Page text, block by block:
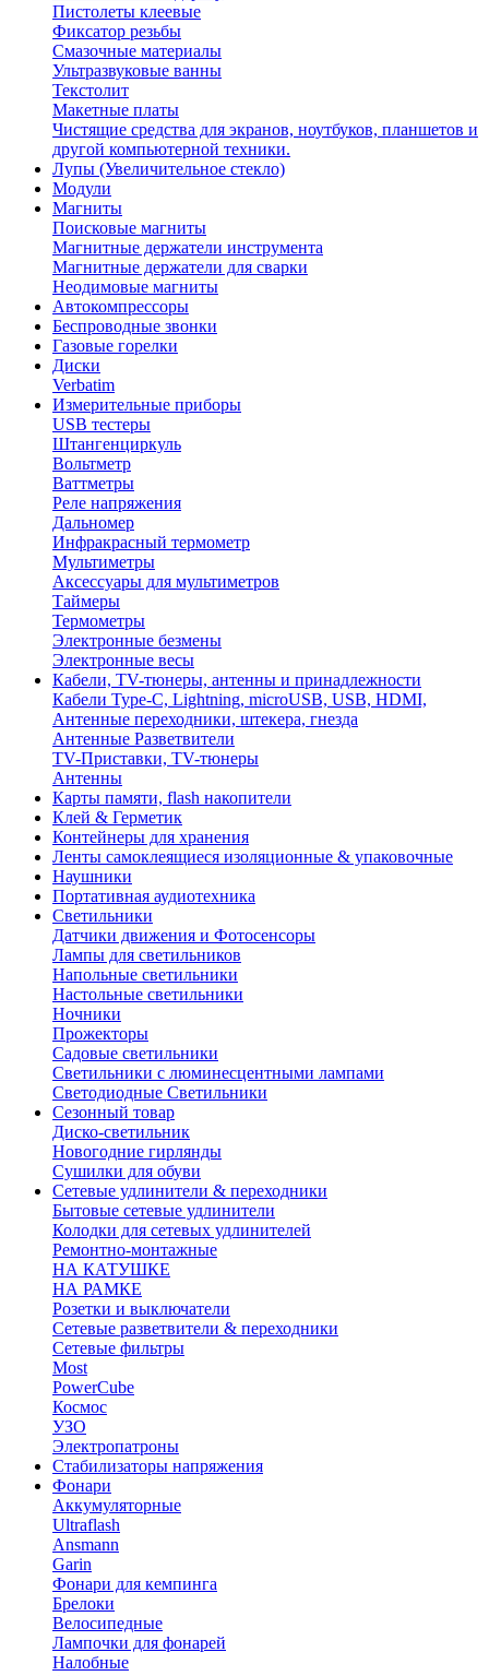
Пистолеты клеевые
Фиксатор резьбы
Смазочные материалы
Ультразвуковые ванны
Текстолит
Макетные платы
Чистящие средства для экранов, ноутбуков, планшетов и
другой компьютерной техники.
Лупы (Увеличительное стекло)
Модули
Магниты
Поисковые магниты
Магнитные держатели инструмента
Магнитные держатели для сварки
Неодимовые магниты
Автокомпрессоры
Беспроводные звонки
Газовые горелки
Диски
Verbatim
Измерительные приборы
USB тестеры
Штангенциркуль
Вольтметр
Ваттметры
Реле напряжения
Дальномер
Инфракрасный термометр
Мультиметры
Аксессуары для мультиметров
Таймеры
Термометры
Электронные безмены
Электронные весы
Кабели, TV-тюнеры, антенны и принадлежности
Кабели Type-C, Lightning, microUSB, USB, HDMI,
Антенные переходники, штекера, гнезда
Антенные Разветвители
TV-Приставки, TV-тюнеры
Антенны
Карты памяти, flash накопители
Клей & Герметик
Контейнеры для хранения
Ленты самоклеящиеся изоляционные & упаковочные
Наушники
Портативная аудиотехника
Светильники
Датчики движения и Фотосенсоры
Лампы для светильников
Напольные светильники
Настольные светильники
Ночники
Прожекторы
Садовые светильники
Светильники с люминесцентными лампами
Светодиодные Светильники
Сезонный товар
Диско-светильник
Новогодние гирлянды
Сушилки для обуви
Сетевые удлинители & переходники
Бытовые сетевые удлинители
Колодки для сетевых удлинителей
Ремонтно-монтажные
НА КАТУШКЕ
НА РАМКЕ
Розетки и выключатели
Сетевые разветвители & переходники
Сетевые фильтры
Most
PowerCube
Космос
УЗО
Электропатроны
Стабилизаторы напряжения
Фонари
Аккумуляторные
Ultraflash
Ansmann
Garin
Фонари для кемпинга
Брелоки
Велосипедные
Лампочки для фонарей
Налобные